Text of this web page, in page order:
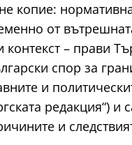
копие:
от
– прави
спор за
и
редакция“)
и